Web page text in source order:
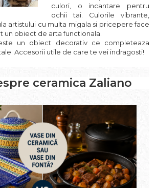
culori, o incantare pentru
ochii tai. Culorile vibrante,
artistului cu multa migala si pricepere face
un obiect de arta functionala.
un obiect decorativ ce completeaza
Accesorii utile de care te vei indragosti!
ceramica Zaliano